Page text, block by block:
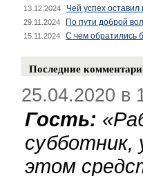
13.12.2024 Чей успех оставил
29.11.2024 По пути доброй
15.11.2024 С чем обратились
Последние
25.04.2020 в
Гость: «
субботник,
этом